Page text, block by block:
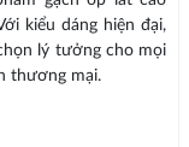
kiểu dáng hiện đại,
lý tưởng cho mọi
thương mại.